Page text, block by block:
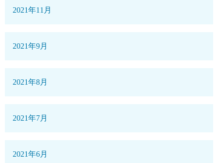
2021年11月
2021年9月
2021年8月
2021年7月
2021年6月